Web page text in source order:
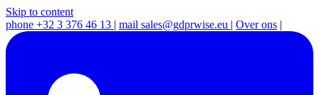
Skip to content
phone +32 3 376 46 13 | mail sales@gdprwise.eu | Over ons |